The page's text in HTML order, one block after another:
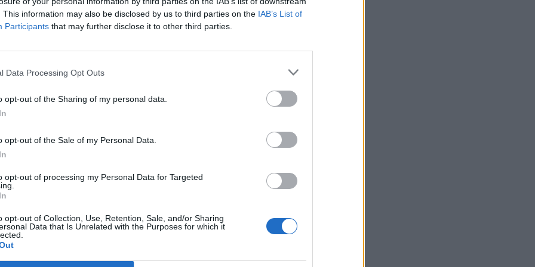
This information may also be disclosed by us to third parties on the IAB’s List of
Participants that may further disclose it to other third parties.
Data Processing Opt Outs
opt-out of the Sharing of my personal data.
opt-out of the Sale of my Personal Data.
opt-out of processing my Personal Data for Targeted
opt-out of Collection, Use, Retention, Sale, and/or Sharing
Data that Is Unrelated with the Purposes for which it
munkanélküliség és a lassú fellendülés egyértelműen lecsapódik a
az élelmiszer és nem-élelmiszeri termékek volumene esésnek indult, bár az
fogyasztás nem csökkent. Nem nevezhető meglepőnek, hogy...
portfolio.hu hírarchívumához tartozik, melynek olvasása előfizetéses
cikkarchívum
elmúlt 2 év napon belüli
Előfizetés